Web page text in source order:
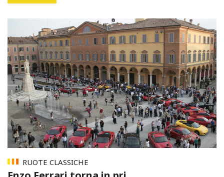
RUOTE CLASSICHE